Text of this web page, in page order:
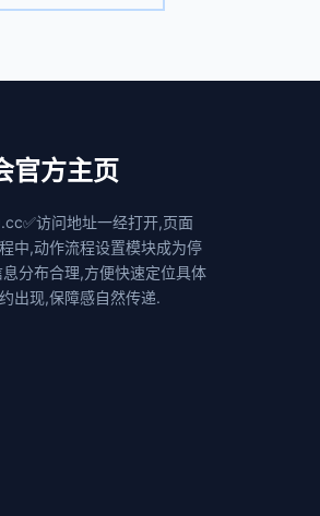
官方主页
访问地址一经打开,页面
中,动作流程设置模块成为停
分布合理,方便快速定位具体
出现,保障感自然传递.